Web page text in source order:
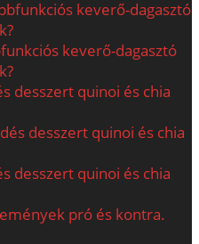
keverő-dagasztó
desszert quinoi és chia
desszert quinoi és chia
pró és kontra.